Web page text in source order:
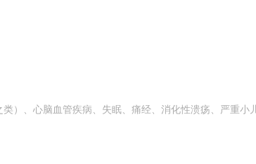
）、心脑血管疾病、失眠、痛经、消化性溃疡、严重